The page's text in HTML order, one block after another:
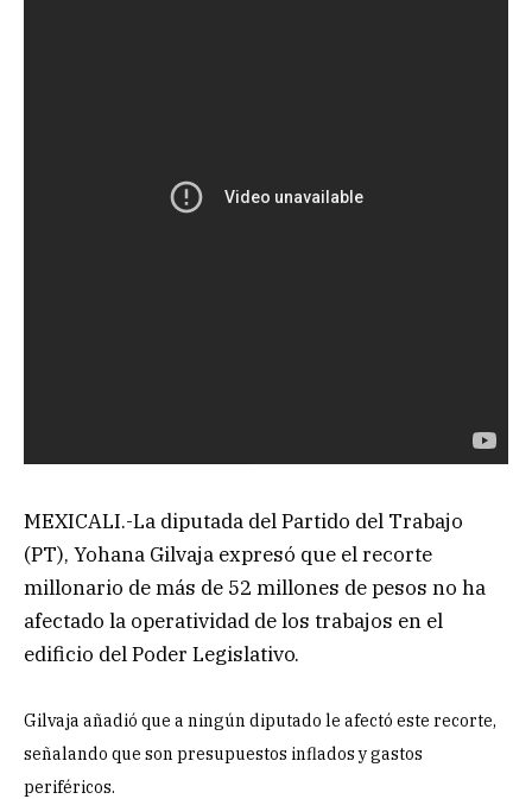
MEXICALI.-La diputada del Partido del Trabajo
(PT), Yohana Gilvaja expresó que el recorte
millonario de más de 52 millones de pesos no ha
afectado la operatividad de los trabajos en el
edificio del Poder Legislativo.
Gilvaja añadió que a ningún diputado le afectó este recorte,
señalando que son presupuestos inflados y gastos
periféricos.